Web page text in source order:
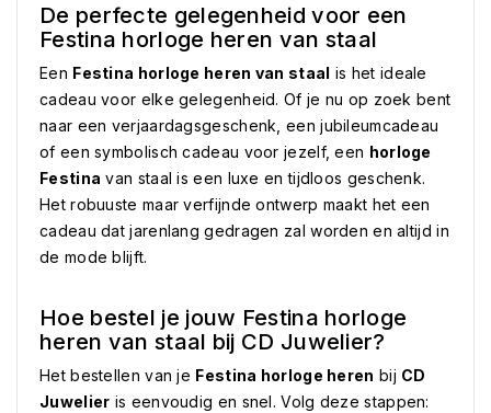
De perfecte gelegenheid voor een
Festina horloge heren van staal
Een Festina horloge heren van staal is het ideale
cadeau voor elke gelegenheid. Of je nu op zoek bent
naar een verjaardagsgeschenk, een jubileumcadeau
of een symbolisch cadeau voor jezelf, een horloge
Festina van staal is een luxe en tijdloos geschenk.
Het robuuste maar verfijnde ontwerp maakt het een
cadeau dat jarenlang gedragen zal worden en altijd in
de mode blijft.
Hoe bestel je jouw Festina horloge
heren van staal bij CD Juwelier?
Het bestellen van je Festina horloge heren bij CD
Juwelier is eenvoudig en snel. Volg deze stappen: